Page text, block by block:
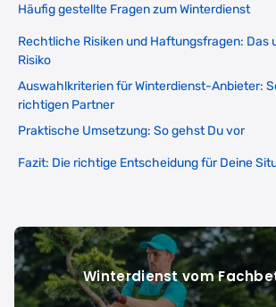
Häufig gestellte Fragen zum Winterdienst
Rechtliche Risiken und Haftungsfragen: Das
Risiko
Auswahlkriterien für Winterdienst-Anbieter:
richtigen Partner
Praktische Umsetzung: So gehst Du vor
Fazit: Die richtige Entscheidung für Deine
Winterdienst vom